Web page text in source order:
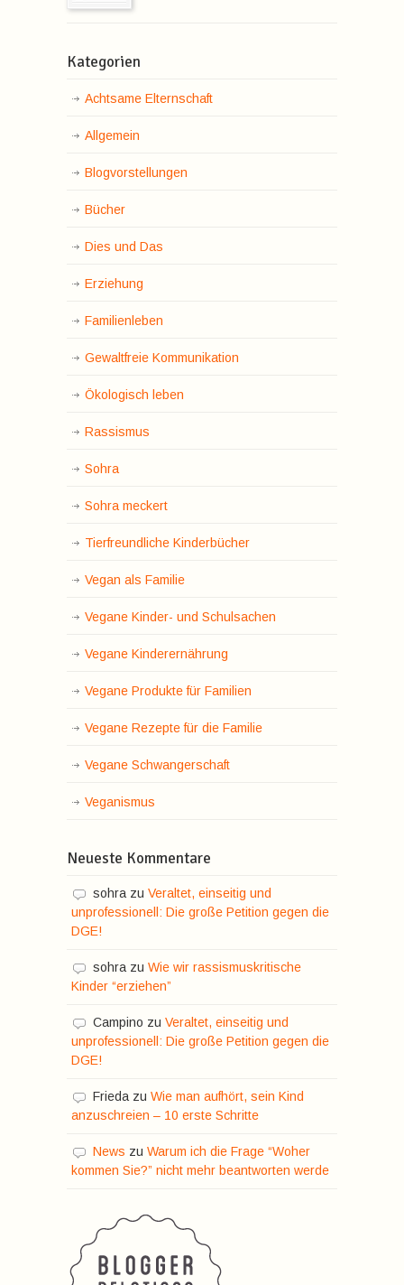
Kategorien
Achtsame Elternschaft
Allgemein
Blogvorstellungen
Bücher
Dies und Das
Erziehung
Familienleben
Gewaltfreie Kommunikation
Ökologisch leben
Rassismus
Sohra
Sohra meckert
Tierfreundliche Kinderbücher
Vegan als Familie
Vegane Kinder- und Schulsachen
Vegane Kinderernährung
Vegane Produkte für Familien
Vegane Rezepte für die Familie
Vegane Schwangerschaft
Veganismus
Neueste Kommentare
sohra zu Veraltet, einseitig und
unprofessionell: Die große Petition gegen die
DGE!
sohra zu Wie wir rassismuskritische
Kinder “erziehen”
Campino zu Veraltet, einseitig und
unprofessionell: Die große Petition gegen die
DGE!
Frieda zu Wie man aufhört, sein Kind
anzuschreien – 10 erste Schritte
News zu Warum ich die Frage “Woher
kommen Sie?” nicht mehr beantworten werde